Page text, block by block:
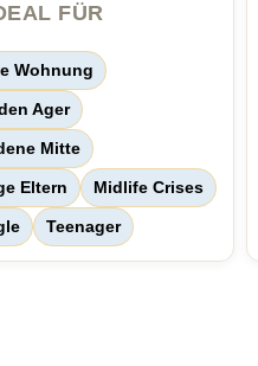
FÜR
Wohnung
Ager
Mitte
Eltern Midlife Crises
Teenager